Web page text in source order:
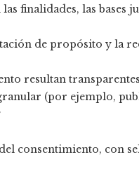
finalidades, las bases
de propósito y la
resultan
(por ejemplo,
consentimiento, con